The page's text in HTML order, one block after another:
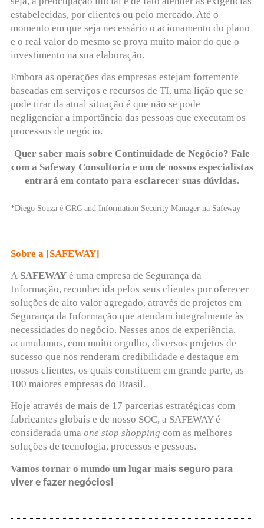
estabelecidas, por clientes ou pelo mercado. Até o
momento em que seja necessário o acionamento do plano
e o real valor do mesmo se prova muito maior do que o
investimento na sua elaboração.
Embora as operações das empresas estejam fortemente
baseadas em serviços e recursos de TI, uma lição que se
pode tirar da atual situação é que não se pode
negligenciar a importância das pessoas que executam os
processos de negócio.
Quer saber mais sobre Continuidade de Negócio? Fale
com a Safeway Consultoria e um de nossos especialistas
entrará em contato para esclarecer suas dúvidas.
*Diego Souza é GRC and Information Security Manager na Safeway
Sobre a [SAFEWAY]
A SAFEWAYé uma empresa de Segurança da
Informação, reconhecida pelos seus clientes por oferecer
soluções de alto valor agregado, através de projetos em
Segurança da Informação que atendam integralmente às
necessidades do negócio. Nesses anos de experiência,
acumulamos, com muito orgulho, diversos projetos de
sucesso que nos renderam credibilidade e destaque em
nossos clientes, os quais constituem em grande parte, as
100 maiores empresas do Brasil.
Hoje através de mais de 17 parcerias estratégicas com
fabricantes globais e de nosso SOC, a SAFEWAY é
considerada uma one stop shopping com as melhores
soluções de tecnologia, processos e pessoas.
Vamos tornar o mundo um lugar mais seguro para
viver e fazer negócios!